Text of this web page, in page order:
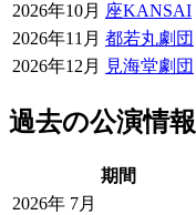
2026年10月 座KANSAI
2026年11月 都若丸劇団
2026年12月
見海堂劇団
過去の公演情報
期間
2026年 7月